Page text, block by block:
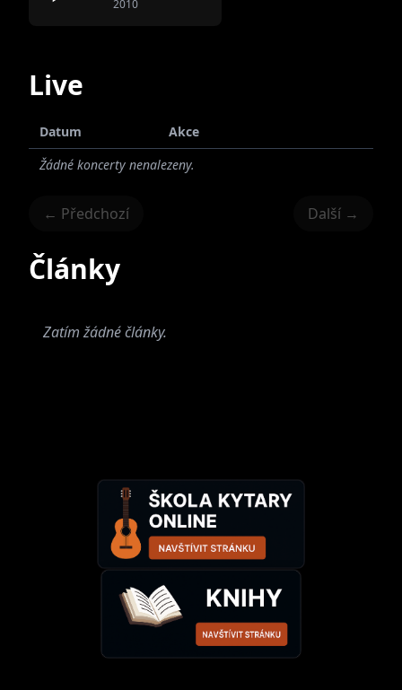
2010
Live
Datum
Akce
Žádné koncerty nenalezeny.
← Předchozí Další →
Články
Zatím žádné články.